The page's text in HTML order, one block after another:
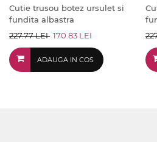
Cutie trusou botez ursulet si
fundita albastra
227.77 LEI 170.83 LEI
ADAUGA IN COS